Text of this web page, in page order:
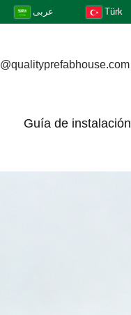
عربى Türk
Guía de instalación